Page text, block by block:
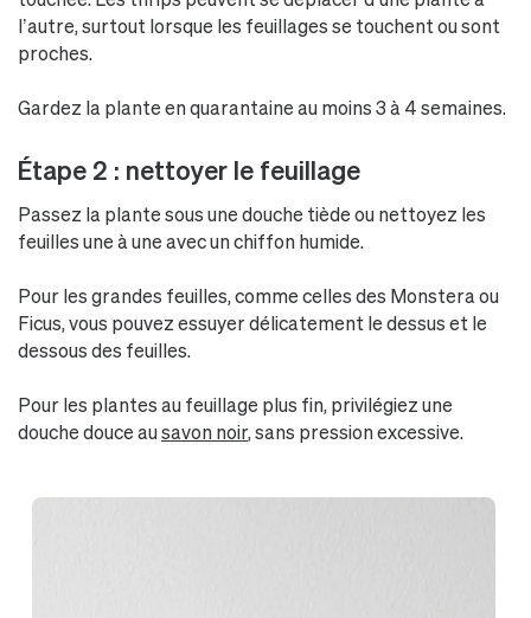
l’autre, surtout lorsque les feuillages se touchent ou sont
proches.
Gardez la plante en quarantaine au moins 3 à 4 semaines.
Étape 2 : nettoyer le feuillage
Passez la plante sous une douche tiède ou nettoyez les
feuilles une à une avec un chiffon humide.
Pour les grandes feuilles, comme celles des Monstera ou
Ficus, vous pouvez essuyer délicatement le dessus et le
dessous des feuilles.
Pour les plantes au feuillage plus fin, privilégiez une
douche douce ausavon noir, sans pression excessive.